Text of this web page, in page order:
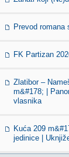
Prevod romana
FK Partizan
Zlatibor –
m&#178; |
vlasnika
Kuća 209
jedinice |